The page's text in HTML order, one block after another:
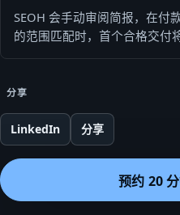
SEOH 会手动审阅简报，在付
的范围匹配时，首个合格交付
分享
LinkedIn 分享
预约 20